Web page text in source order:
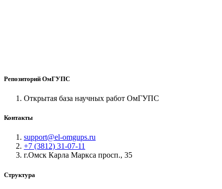
Репозиторий ОмГУПС
Открытая база научных работ ОмГУПС
Контакты
support@el-omgups.ru
+7 (3812) 31-07-11
г.Омск Карла Маркса просп., 35
Структура